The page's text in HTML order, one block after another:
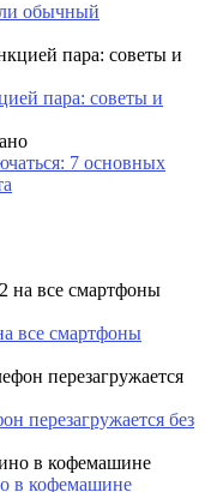
обычный
пара: советы и
7 основных
все смартфоны
перезагружается без
в кофемашине